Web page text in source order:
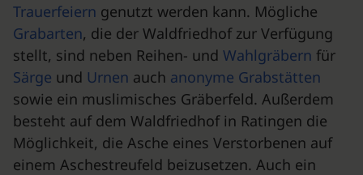
Trauerfeiern genutzt werden kann. Mögliche
Grabarten, die der Waldfriedhof zur Verfügung
stellt, sind neben Reihen- und Wahlgräbern für
Särge und Urnen auch anonyme Grabstätten
sowie ein muslimisches Gräberfeld. Außerdem
besteht auf dem Waldfriedhof in Ratingen die
Möglichkeit, die Asche eines Verstorbenen auf
einem Aschestreufeld beizusetzen. Auch ein